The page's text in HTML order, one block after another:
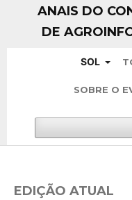
ANAIS DO
DE
SOL
SOBRE O
EDIÇÃO ATUAL